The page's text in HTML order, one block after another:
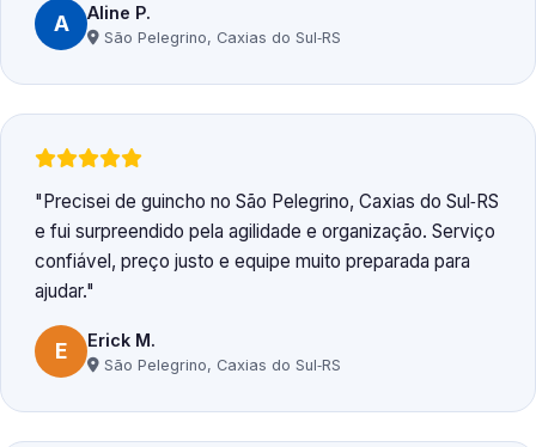
A Aline P.
São Pelegrino, Caxias do Sul‑RS
Precisei de guincho no São Pelegrino, Caxias do Sul‑RS
e fui surpreendido pela agilidade e organização. Serviço
confiável, preço justo e equipe muito preparada para
ajudar.
E Erick M.
São Pelegrino, Caxias do Sul‑RS